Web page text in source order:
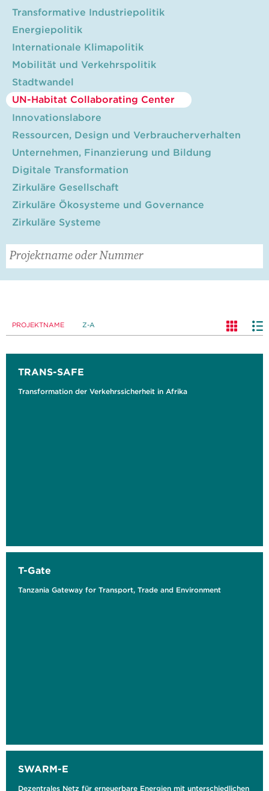
Transformative Industriepolitik
Energiepolitik
Internationale Klimapolitik
Mobilität und Verkehrspolitik
Stadtwandel
UN-Habitat Collaborating Center
Innovationslabore
Ressourcen, Design und Verbraucherverhalten
Unternehmen, Finanzierung und Bildung
Digitale Transformation
Zirkuläre Gesellschaft
Zirkuläre Ökosysteme und Governance
Zirkuläre Systeme
PROJEKTNAME Z-A
TRANS-SAFE
Transformation der Verkehrssicherheit in Afrika
T-Gate
Tanzania Gateway for Transport, Trade and Environment
SWARM-E
Dezentrales Netz für erneuerbare Energien mit unterschiedlichen